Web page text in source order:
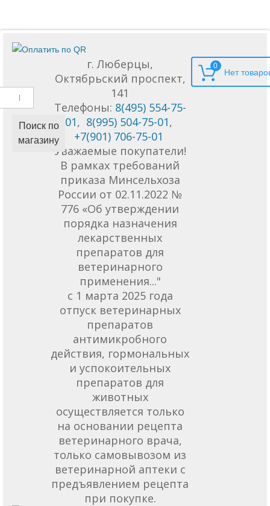
Поиск по
магазину
г. Люберцы,
Октябрьский проспект,
141
Телефоны: 8(495) 554-75-
01, 8(995) 504-75-01,
+7(901) 706-75-01
Уважаемые покупатели!
В рамках требований
приказа Минсельхоза
России от 02.11.2022 №
776 «Об утверждении
порядка назначения
лекарственных
препаратов для
ветеринарного
применения..."
с 1 марта 2025 года
отпуск ветеринарных
препаратов
антимикробного
действия, гормональных
и успокоительных
препаратов для
животных
осуществляется только
на основании рецепта
ветеринарного врача,
только самовывозом из
ветеринарной аптеки с
предъявлением рецепта
при покупке.
0